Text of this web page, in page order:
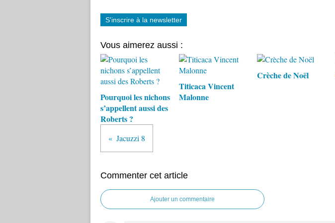
S'inscrire à la newsletter
Vous aimerez aussi :
Pourquoi les nichons
s’appellent aussi des
Roberts ?
Titicaca Vincent
Malonne
Crèche de Noël
Jacuzzi 8
Commenter cet article
Ajouter un commentaire